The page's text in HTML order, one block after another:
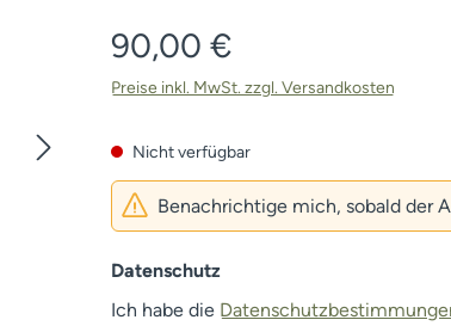
Regulärer Preis:
90,00 €
Preise inkl. MwSt. zzgl. Versandkosten
Nicht verfügbar
Benachrichtige mich, sobald der
Datenschutz
Ich habe die